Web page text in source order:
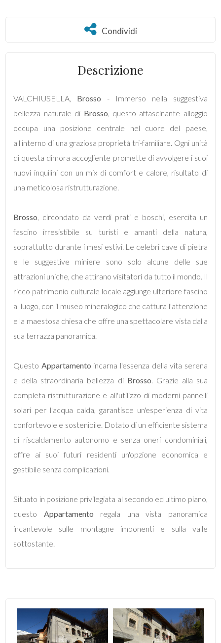
Condividi
Condividi
Descrizione
VALCHIUSELLA, Brosso - Immerso nella suggestiva
bellezza naturale di Brosso, questo affascinante alloggio
occupa una posizione centrale nel cuore del paese,
all'interno di una graziosa proprietà tri-familiare. Ogni unità
di questa dimora accogliente promette di avvolgere i suoi
nuovi inquilini con un mix di comfort e calore, risultato di
una meticolosa ristrutturazione.
Brosso, circondato da verdi prati e boschi, esercita un
fascino irresistibile su turisti e amanti della natura,
soprattutto durante i mesi estivi. Le celebri cave di pietra
e le suggestive miniere sono solo alcune delle sue
attrazioni uniche, che attirano visitatori da tutto il mondo. Il
ricco patrimonio culturale locale aggiunge ulteriore fascino
al luogo, con il museo mineralogico che cattura l'attenzione
e la maestosa chiesa che offre una spettacolare vista dalla
sua terrazza panoramica.
Questo Appartamento incarna l'essenza della vita serena
e della straordinaria bellezza di Brosso. Grazie alla sua
completa ristrutturazione e all'utilizzo di moderni pannelli
solari per l'acqua calda, garantisce un'esperienza di vita
confortevole e sostenibile. Dotato di un efficiente sistema
di riscaldamento autonomo e senza oneri condominiali,
offre ai suoi futuri residenti un'opzione economica e
gestibile senza complicazioni.
Situato in posizione privilegiata al secondo ed ultimo piano,
questo Appartamento regala una vista panoramica
incantevole sulle montagne imponenti e sulla valle
sottostante.
Totale
mq
Locali
minimi
Qualsiasi
1
5+
Bagni